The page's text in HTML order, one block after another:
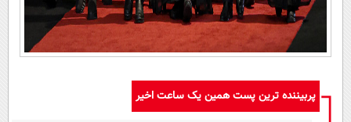
پربیننده ترین پست همین یک ساعت اخیر